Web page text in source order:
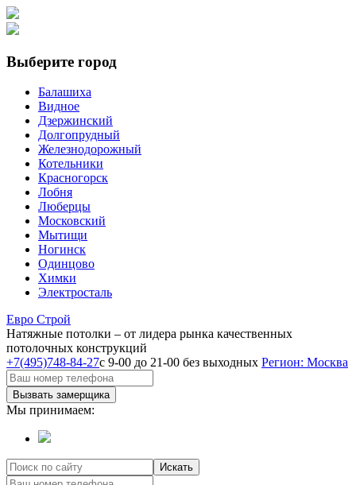
Выберите город
Балашиха
Видное
Дзержинский
Долгопрудный
Железнодорожный
Котельники
Красногорск
Лобня
Люберцы
Московский
Мытищи
Ногинск
Одинцово
Химки
Электросталь
Евро Строй
Натяжные потолки – от лидера рынка качественных
потолочных конструкций
+7(495)748-84-27с 9-00 до 21-00 без выходных Регион: Москва
Вызвать замерщика
Мы принимаем:
Искать